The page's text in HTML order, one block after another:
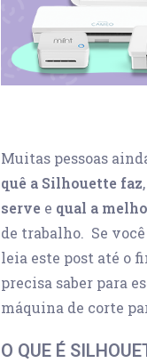
Muitas pessoas
quê a Silhouette faz,
serve e qual a
de trabalho. Se
leia este post até o
precisa saber para
máquina de corte
O QUE É